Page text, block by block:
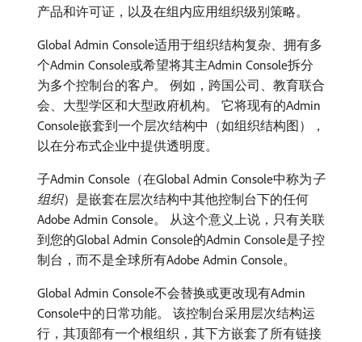
产品和许可证，以及在组内应用组织级别策略。
Global Admin Console适用于组织结构复杂、拥有多
个Admin Console或希望将其主Admin Console拆分
为多个控制台的客户。 例如，跨国公司、教育联合
会、大型学区和大型政府机构。 它将现有的Admin
Console嵌套到一个层次结构中（如组织结构图），
以在分布式企业中提供透明度。
子Admin Console（在Global Admin Console中称为​子
组织）是嵌套在层次结构中其他控制台下的任何
Adobe Admin Console。 从这个意义上说，只有关联
到您的Global Admin Console的Admin Console是子控
制台，而不是全球所有Adobe Admin Console。
Global Admin Console不会替换或更改现有Admin
Console中的日常功能。 该控制台采用层次结构运
行，其顶部有一个根组织，其下方嵌套了所有链接